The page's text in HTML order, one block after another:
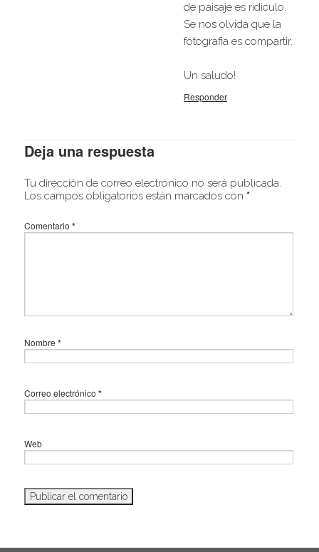
de paisaje es ridiculo.
Se nos olvida que la
fotografia es compartir.
Un saludo!
Responder
Deja una respuesta
Tu dirección de correo electrónico no será publicada.
Los campos obligatorios están marcados con *
Comentario *
Nombre *
Correo electrónico *
Web